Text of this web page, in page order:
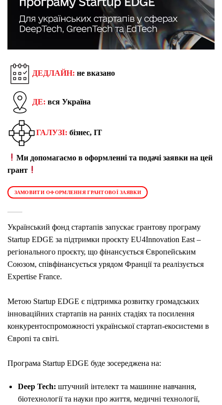
ДЕДЛАЙН: не вказано
ДЕ: вся Україна
ГАЛУЗІ: бізнес, IT
Ми допомагаємо в оформленні та подачі заявки на цей
грант
ЗАМОВИТИ ОФОРМЛЕННЯ ГРАНТОВОЇ ЗАЯВКИ
Український фонд стартапів запускає грантову програму
Startup EDGE за підтримки проєкту EU4Innovation East –
регіонального проєкту, що фінансується Європейським
Союзом, співфінансується урядом Франції та реалізується
Expertise France.
Метою Startup EDGE є підтримка розвитку громадських
інноваційних стартапів на ранніх стадіях та посилення
конкурентоспроможності української стартап-екосистеми в
Європі та світі.
Програма Startup EDGE буде зосереджена на:
Deep Tech: штучний інтелект та машинне навчання,
біотехнології та науки про життя, медичні технології,